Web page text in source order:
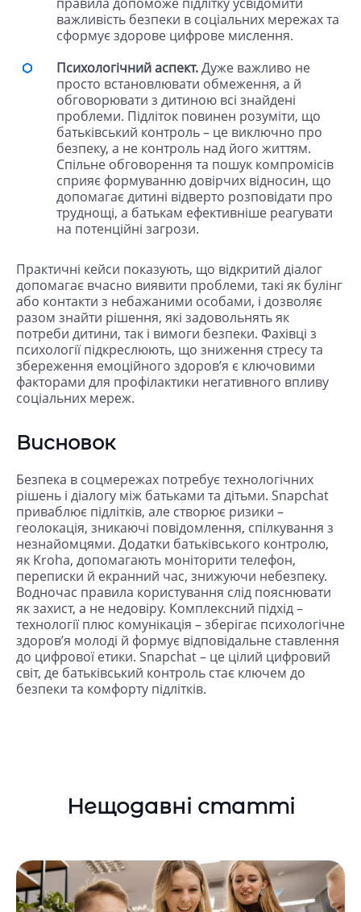
важливість безпеки в соціальних мережах та
сформує здорове цифрове мислення.
Психологічний аспект.Дуже важливо не
просто встановлювати обмеження, а й
обговорювати з дитиною всі знайдені
проблеми. Підліток повинен розуміти, що
батьківський контроль – це виключно про
безпеку, а не контроль над його життям.
Спільне обговорення та пошук компромісів
сприяє формуванню довірчих відносин, що
допомагає дитині відверто розповідати про
труднощі, а батькам ефективніше реагувати
на потенційні загрози.
Практичні кейси показують, що відкритий діалог
допомагає вчасно виявити проблеми, такі як булінг
або контакти з небажаними особами, і дозволяє
разом знайти рішення, які задовольнять як
потреби дитини, так і вимоги безпеки. Фахівці з
психології підкреслюють, що зниження стресу та
збереження емоційного здоров’я є ключовими
факторами для профілактики негативного впливу
соціальних мереж.
Висновок
Безпека в соцмережах потребує технологічних
рішень і діалогу між батьками та дітьми. Snapchat
приваблює підлітків, але створює ризики –
геолокація, зникаючі повідомлення, спілкування з
незнайомцями. Додатки батьківського контролю,
як Kroha, допомагають моніторити телефон,
переписки й екранний час, знижуючи небезпеку.
Водночас правила користування слід пояснювати
як захист, а не недовіру. Комплексний підхід –
технології плюс комунікація – зберігає психологічне
здоров’я молоді й формує відповідальне ставлення
до цифрової етики. Snapchat – це цілий цифровий
світ, де батьківський контроль стає ключем до
безпеки та комфорту підлітків.
Нещодавні статті